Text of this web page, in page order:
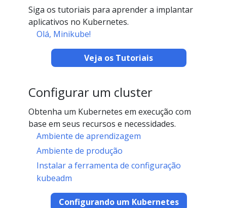
Siga os tutoriais para aprender a implantar
aplicativos no Kubernetes.
Olá, Minikube!
Veja os Tutoriais
Configurar um cluster
Obtenha um Kubernetes em execução com
base em seus recursos e necessidades.
Ambiente de aprendizagem
Ambiente de produção
Instalar a ferramenta de configuração
kubeadm
Configurando um Kubernetes